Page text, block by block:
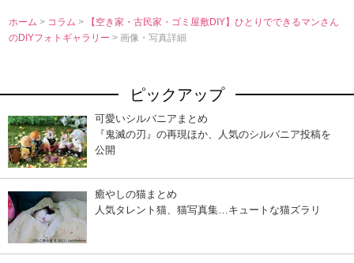
ホーム > コラム>
【空き家・古民家・ゴミ屋敷DIY】ひとりでできるマンさん
のDIYフォトギャラリー> 画像・写真詳細
ピックアップ
可愛いシルバニアまとめ
『鬼滅の刃』の再現ほか、人気のシルバニア投稿を
公開
癒やしの猫まとめ
人気タレント猫、猫写真集…キュートな猫ズラリ